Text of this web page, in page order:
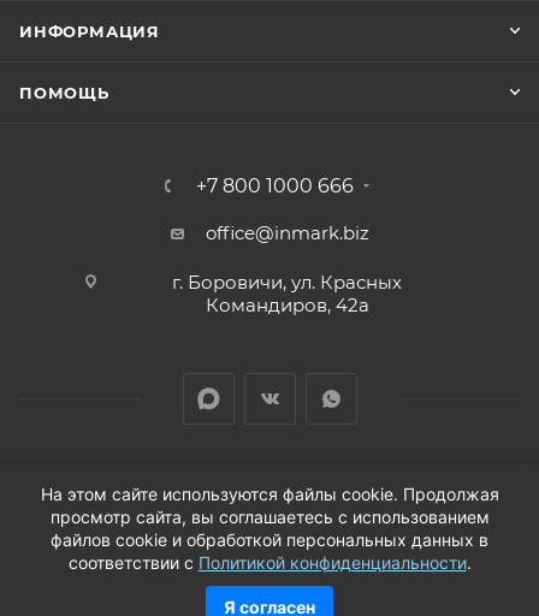
ИНФОРМАЦИЯ
ПОМОЩЬ
+7 800 1000 666
office@inmark.biz
г. Боровичи, ул. Красных
Командиров, 42а
2026 © Продажа автозапчастей для иномарок в
Новгородской области
На этом сайте используются файлы cookie. Продолжая
просмотр сайта, вы соглашаетесь с использованием
файлов cookie и обработкой персональных данных в
соответствии с Политикой конфиденциальности.
Я согласен